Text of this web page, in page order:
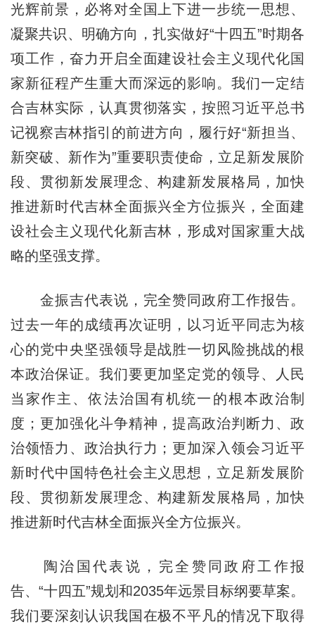
光辉前景，必将对全国上下进一步统一思想、
凝聚共识、明确方向，扎实做好“十四五”时期各
项工作，奋力开启全面建设社会主义现代化国
家新征程产生重大而深远的影响。我们一定结
合吉林实际，认真贯彻落实，按照习近平总书
记视察吉林指引的前进方向，履行好“新担当、
新突破、新作为”重要职责使命，立足新发展阶
段、贯彻新发展理念、构建新发展格局，加快
推进新时代吉林全面振兴全方位振兴，全面建
设社会主义现代化新吉林，形成对国家重大战
略的坚强支撑。
金振吉代表说，完全赞同政府工作报告。
过去一年的成绩再次证明，以习近平同志为核
心的党中央坚强领导是战胜一切风险挑战的根
本政治保证。我们要更加坚定党的领导、人民
当家作主、依法治国有机统一的根本政治制
度；更加强化斗争精神，提高政治判断力、政
治领悟力、政治执行力；更加深入领会习近平
新时代中国特色社会主义思想，立足新发展阶
段、贯彻新发展理念、构建新发展格局，加快
推进新时代吉林全面振兴全方位振兴。
陶治国代表说，完全赞同政府工作报
告、“十四五”规划和2035年远景目标纲要草案。
我们要深刻认识我国在极不平凡的情况下取得